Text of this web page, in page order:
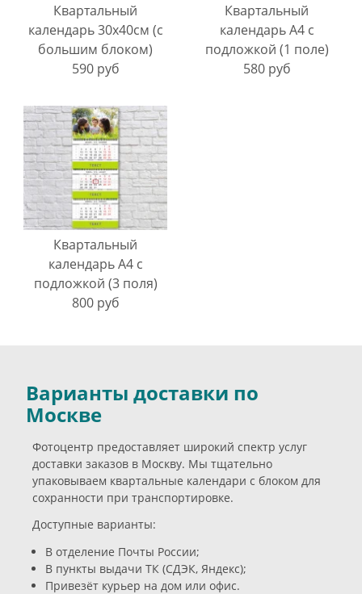
Квартальный
календарь 30х40см (с
большим блоком)
590 руб
Квартальный
календарь А4 с
подложкой (1 поле)
580 руб
Квартальный
календарь А4 с
подложкой (3 поля)
800 руб
Варианты доставки по
Москве
Фотоцентр предоставляет широкий спектр услуг
доставки заказов в Москву. Мы тщательно
упаковываем квартальные календари с блоком для
сохранности при транспортировке.
Доступные варианты:
В отделение Почты России;
В пункты выдачи ТК (СДЭК, Яндекс);
Привезёт курьер на дом или офис.